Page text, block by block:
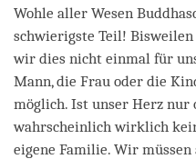
Wohle aller Wesen
schwierigste Teil!
wir dies nicht einmal für
Mann, die Frau oder die
möglich. Ist unser Herz nur
wahrscheinlich wirklich
eigene Familie. Wir müssen